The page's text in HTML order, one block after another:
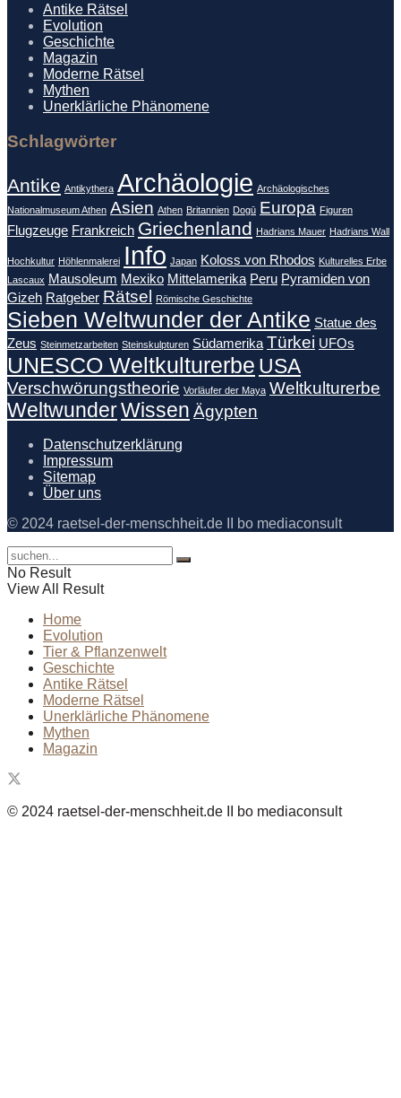
Antike Rätsel
Evolution
Geschichte
Magazin
Moderne Rätsel
Mythen
Unerklärliche Phänomene
Schlagwörter
Antike Antikythera Archäologie Archäologisches
Nationalmuseum Athen Asien Athen Britannien Dogū Europa Figuren
Flugzeuge Frankreich Griechenland Hadrians Mauer Hadrians Wall
Hochkultur Höhlenmalerei Info Japan Koloss von Rhodos Kulturelles Erbe
Lascaux Mausoleum Mexiko Mittelamerika Peru Pyramiden von
Gizeh Ratgeber Rätsel Römische Geschichte
Sieben Weltwunder der Antike Statue des
Zeus Steinmetzarbeiten Steinskulpturen Südamerika Türkei UFOs
UNESCO Weltkulturerbe USA
Verschwörungstheorie Vorläufer der Maya Weltkulturerbe
WeltwunderWissen Ägypten
Datenschutzerklärung
Impressum
Sitemap
Über uns
© 2024 raetsel-der-menschheit.de II bo mediaconsult
No Result
View All Result
Home
Evolution
Tier & Pflanzenwelt
Geschichte
Antike Rätsel
Moderne Rätsel
Unerklärliche Phänomene
Mythen
Magazin
© 2024 raetsel-der-menschheit.de II bo mediaconsult